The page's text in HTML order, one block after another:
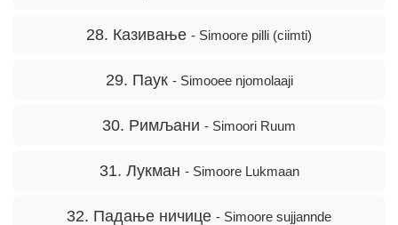
28. Казивање - Simoore pilli (ciimti)
29. Паук - Simooee njomolaaji
30. Римљани - Simoori Ruum
31. Лукман - Simoore Lukmaan
32. Падање ничице - Simoore sujjannde